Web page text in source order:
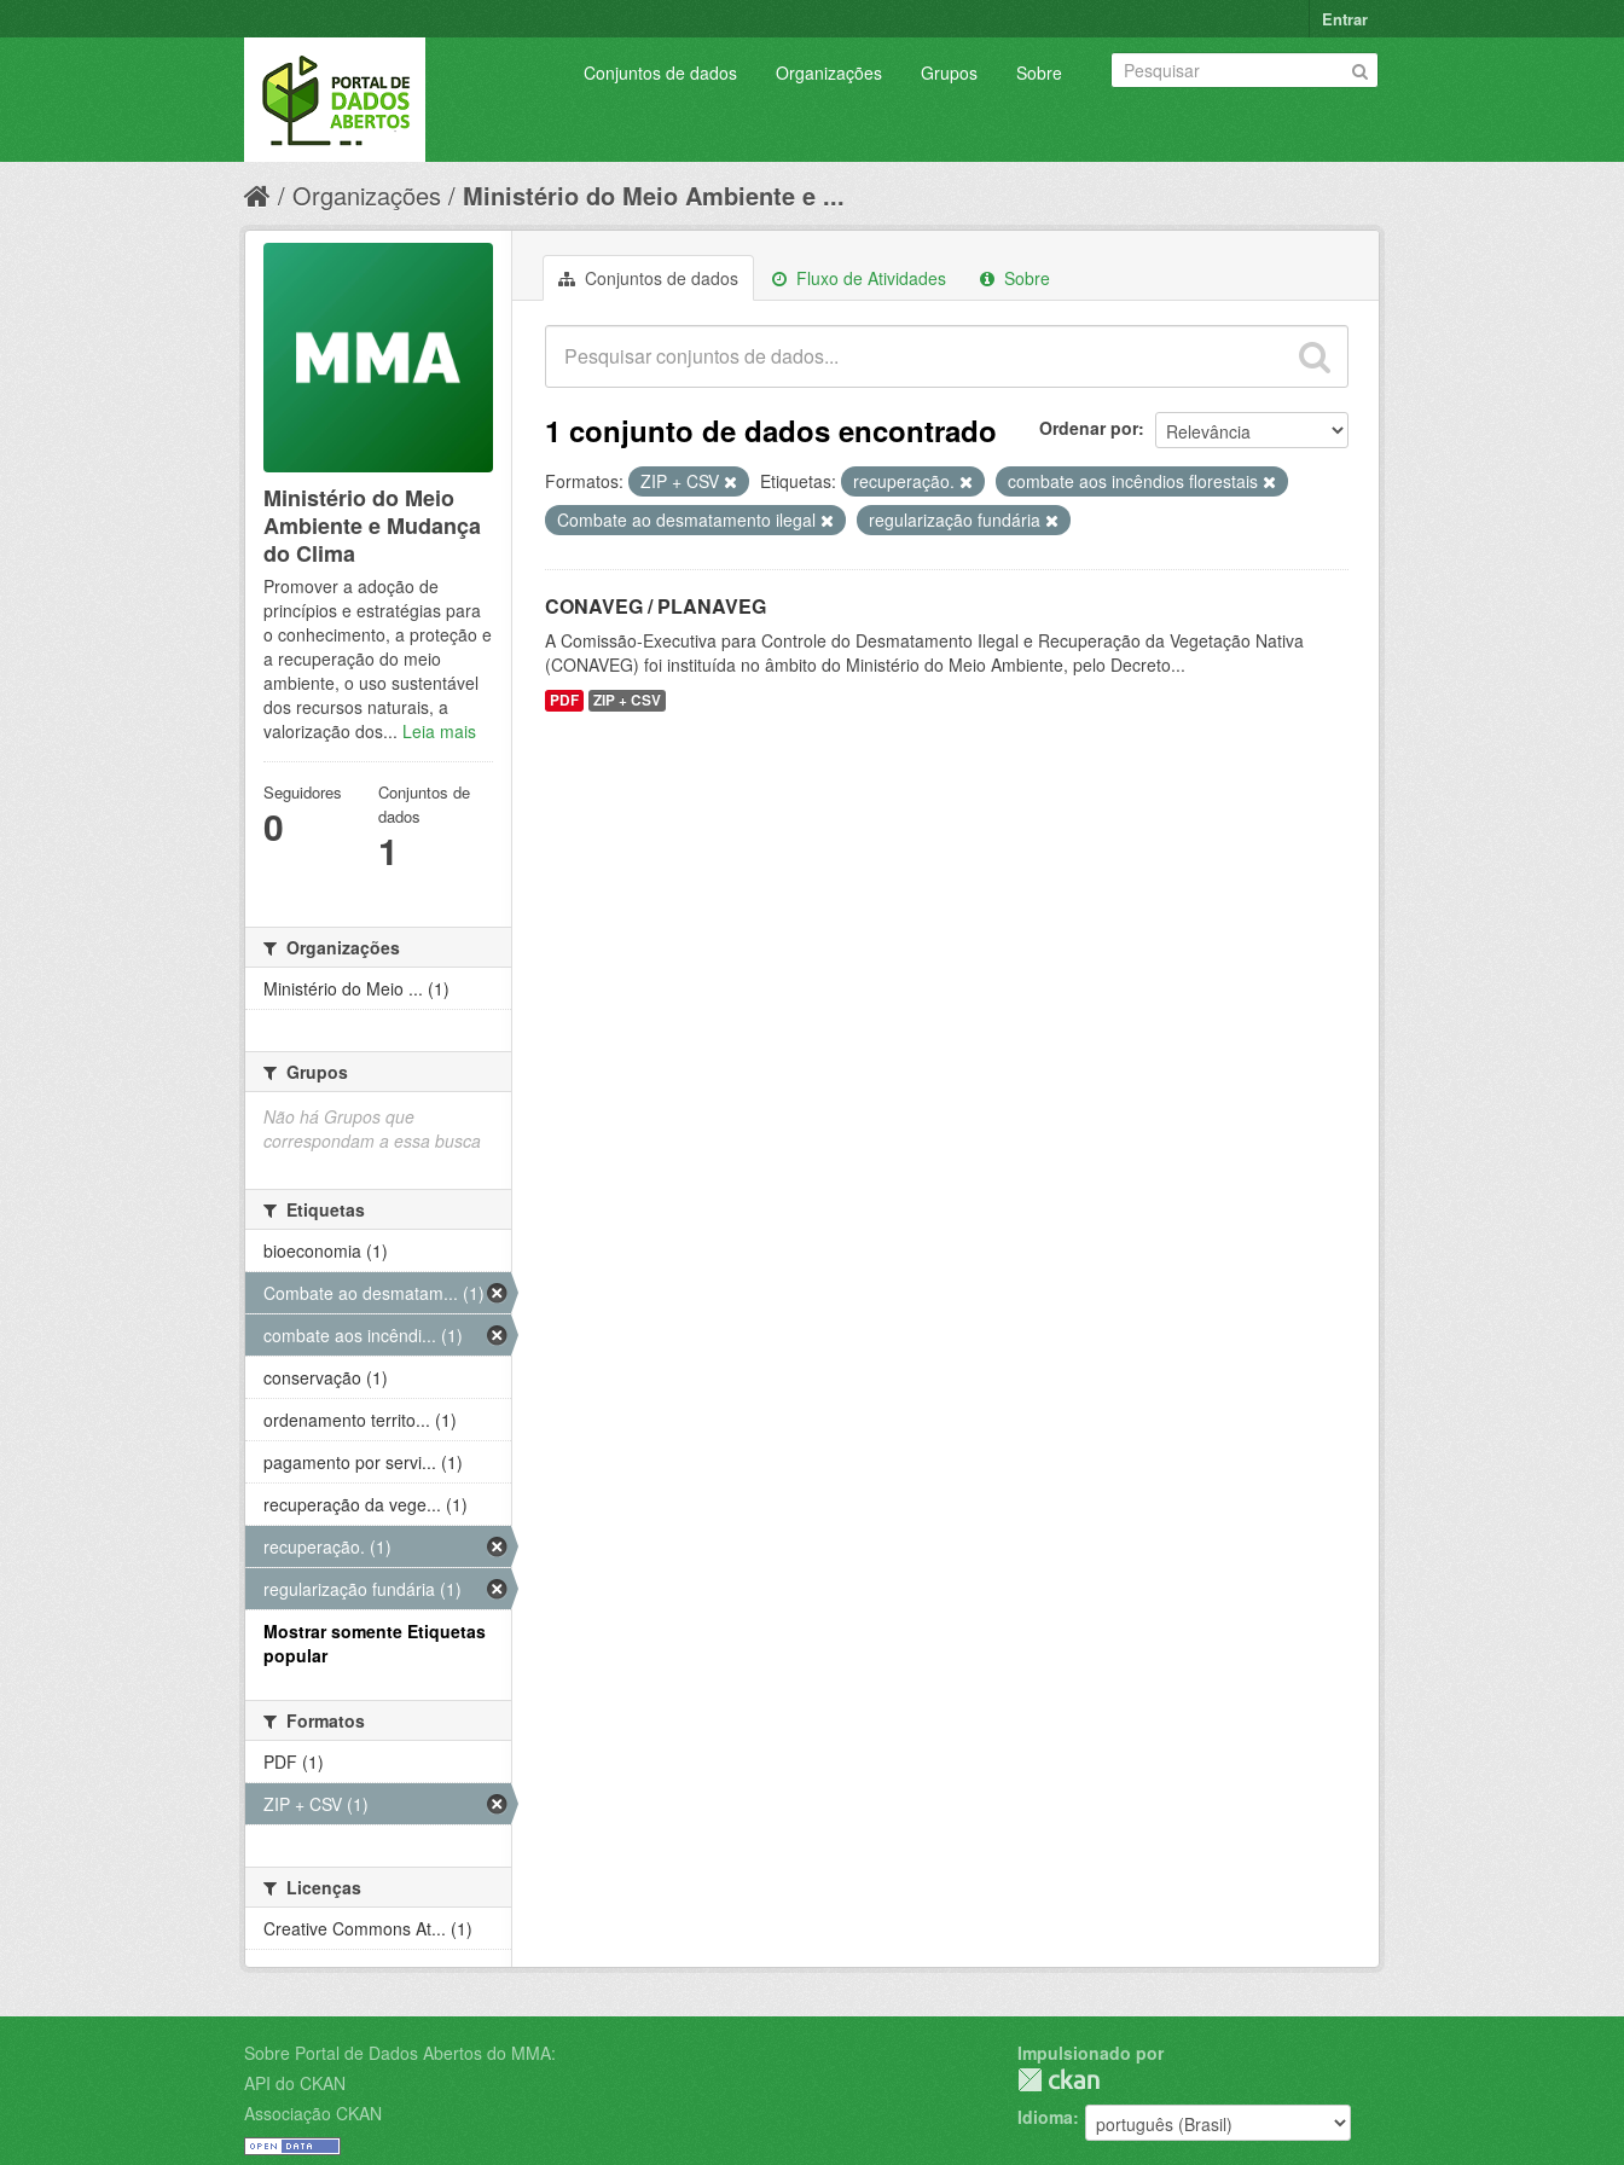
Entrar
Conjuntos de dados Organizações Grupos Sobre
Organizações Ministério do Meio Ambiente e ...
Conjuntos de dados Fluxo de Atividades Sobre
Ordenar por
1 conjunto de dados encontrado
Formatos: ZIP + CSV Etiquetas: recuperação.
combate aos incêndios florestais
Combate ao desmatamento ilegal
regularização fundária
CONAVEG / PLANAVEG
A Comissão-Executiva para Controle do Desmatamento Ilegal e Recuperação da Vegetação Nativa
(CONAVEG) foi instituída no âmbito do Ministério do Meio Ambiente, pelo Decreto...
PDF ZIP + CSV
Ministério do Meio
Ambiente e Mudança
do Clima
Promover a adoção de
princípios e estratégias para
o conhecimento, a proteção e
a recuperação do meio
ambiente, o uso sustentável
dos recursos naturais, a
valorização dos... Leia mais
Seguidores
0
Conjuntos de
dados
1
Organizações
Ministério do Meio ... (1)
Grupos
Não há Grupos que
correspondam a essa busca
Etiquetas
bioeconomia (1)
Combate ao desmatam... (1)
combate aos incêndi... (1)
conservação (1)
ordenamento territo... (1)
pagamento por servi... (1)
recuperação da vege... (1)
recuperação. (1)
regularização fundária (1)
Mostrar somente Etiquetas
popular
Formatos
PDF (1)
ZIP + CSV (1)
Licenças
Creative Commons At... (1)
Sobre Portal de Dados Abertos do MMA:
API do CKAN
Associação CKAN
Impulsionado por
Idioma